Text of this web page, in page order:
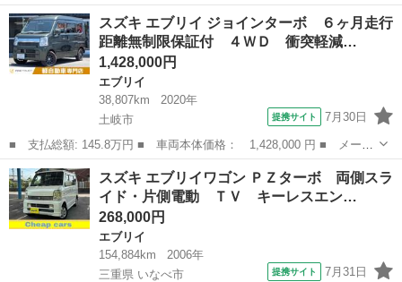
名： スズキ ■ 車種名： エブリイ ■ グレード名： ジョインタ
ーボ ちょいＣａｍ豊／ちょいキャン／ジョインターボ／軽キャンピ
ング／サブ...
岐阜 羽島郡 エブリイ
スズキ エブリイ ジョインターボ ６ヶ月走行
距離無制限保証付 ４ＷＤ 衝突軽減…
1,428,000円
エブリイ
38,807km
2020年
土岐市
提携サイト 7月30日
■ 支払総額: 145.8万円 ■ 車両本体価格： 1,428,000 円 ■ メーカ
ー名： スズキ ■ 車種名： エブリイ ■ グレード名： ジョイン
ターボ ６ヶ月走行距離無制限保証付 ４ＷＤ 衝突軽減ブレーキ
禁煙車 ...
岐阜 土岐市 エブリイ
スズキ エブリイワゴン ＰＺターボ 両側スラ
イド・片側電動 ＴＶ キーレスエン…
268,000円
エブリイ
154,884km
2006年
三重県 いなべ市
提携サイト 7月31日